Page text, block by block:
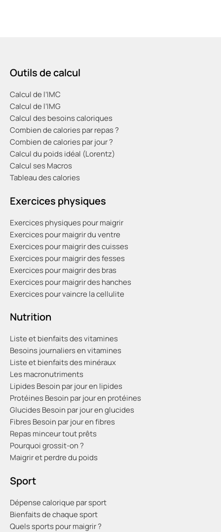
Outils de calcul
Calcul de l’IMC
Calcul de l’IMG
Calcul des besoins caloriques
Combien de calories par repas ?
Combien de calories par jour ?
Calcul du poids idéal (Lorentz)
Calcul ses Macros
Tableau des calories
Exercices physiques
Exercices physiques pour maigrir
Exercices pour maigrir du ventre
Exercices pour maigrir des cuisses
Exercices pour maigrir des fesses
Exercices pour maigrir des bras
Exercices pour maigrir des hanches
Exercices pour vaincre la cellulite
Nutrition
Liste et bienfaits des vitamines
Besoins journaliers en vitamines
Liste et bienfaits des minéraux
Les macronutriments
LipidesBesoin par jour en lipides
ProtéinesBesoin par jour en protéines
GlucidesBesoin par jour en glucides
FibresBesoin par jour en fibres
Repas minceur tout prêts
Pourquoi grossit-on ?
Maigrir et perdre du poids
Sport
Dépense calorique par sport
Bienfaits de chaque sport
Quels sports pour maigrir ?